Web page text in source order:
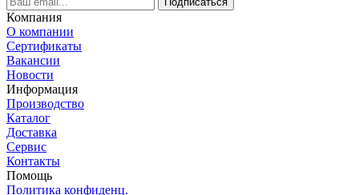
Компания
О компании
Сертификаты
Вакансии
Новости
Информация
Производство
Каталог
Доставка
Сервис
Контакты
Помощь
Политика конфиденц.